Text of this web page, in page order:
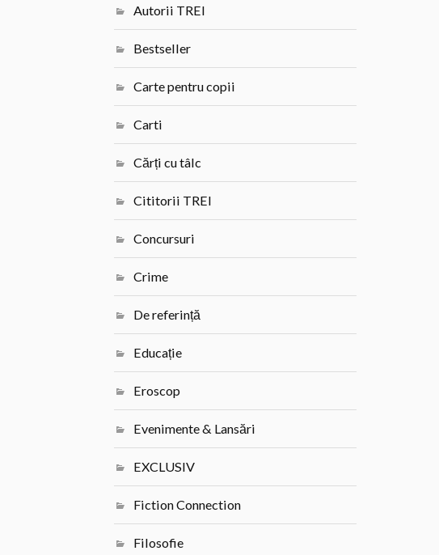
Autorii TREI
Bestseller
Carte pentru copii
Carti
Cărți cu tâlc
Cititorii TREI
Concursuri
Crime
De referință
Educație
Eroscop
Evenimente & Lansări
EXCLUSIV
Fiction Connection
Filosofie